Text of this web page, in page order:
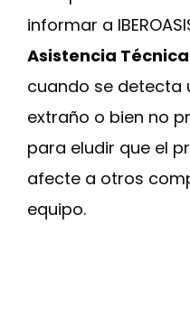
informar a
Asistencia
cuando se detecta
extraño o bien no
para eludir que el
afecte a otros
equipo.